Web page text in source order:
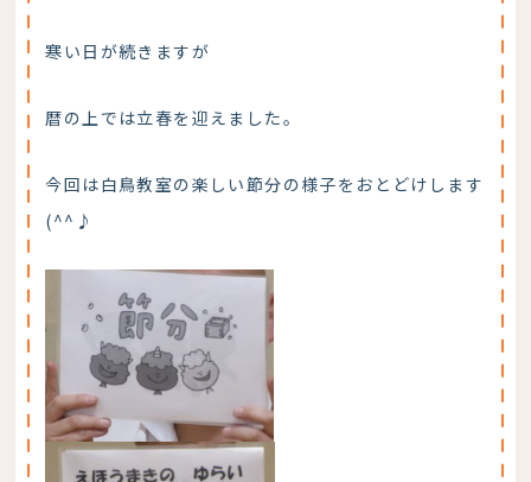
寒い日が続きますが
暦の上では立春を迎えました。
今回は白鳥教室の楽しい節分の様子をおとどけします
(^^♪